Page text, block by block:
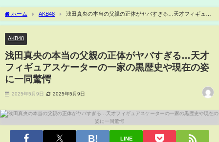
ホーム AKB48
浅田真央の本当の父親の正体がヤバすぎる…天才フィギュア
スケーターの一家の黒歴史や現在の姿に一同驚愕
AKB48
浅田真央の本当の父親の正体がヤバすぎる…天才
フィギュアスケーターの一家の黒歴史や現在の姿
に一同驚愕
2025年5月9日 2025年5月9日
LINE